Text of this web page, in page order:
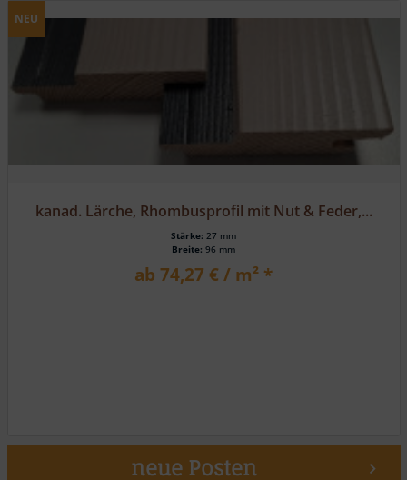
NEU
kanad. Lärche, Rhombusprofil mit Nut & Feder,...
Stärke: 27 mm
Breite: 96 mm
ab 74,27 € / m² *
neue Posten